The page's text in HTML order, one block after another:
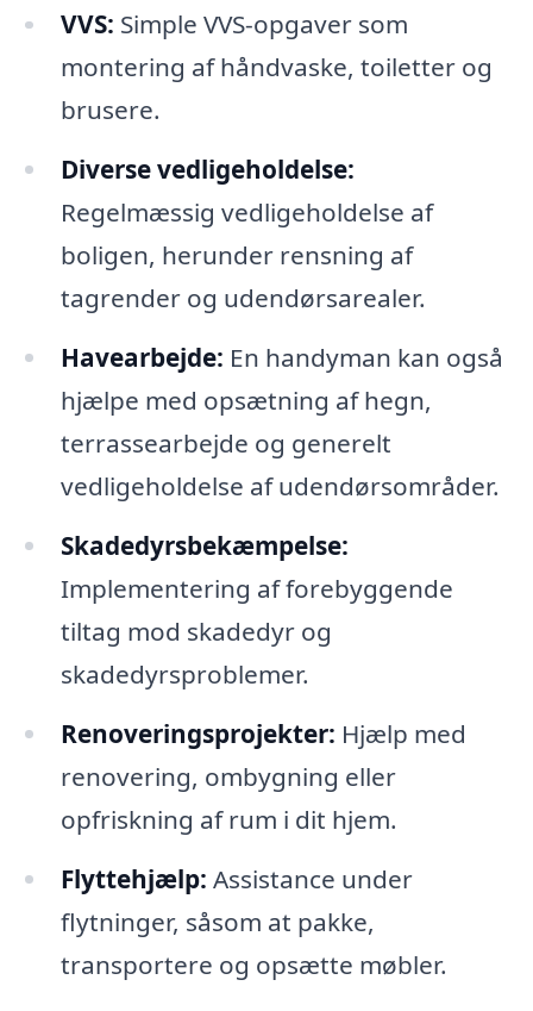
VVS: Simple VVS-opgaver som
montering af håndvaske, toiletter og
brusere.
Diverse vedligeholdelse:
Regelmæssig vedligeholdelse af
boligen, herunder rensning af
tagrender og udendørsarealer.
Havearbejde: En handyman kan også
hjælpe med opsætning af hegn,
terrassearbejde og generelt
vedligeholdelse af udendørsområder.
Skadedyrsbekæmpelse:
Implementering af forebyggende
tiltag mod skadedyr og
skadedyrsproblemer.
Renoveringsprojekter: Hjælp med
renovering, ombygning eller
opfriskning af rum i dit hjem.
Flyttehjælp: Assistance under
flytninger, såsom at pakke,
transportere og opsætte møbler.